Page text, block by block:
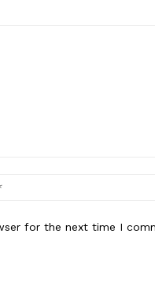
for the next time I